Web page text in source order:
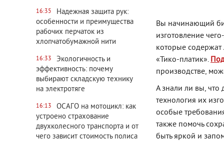
16:35
Надежная защита рук:
особенности и преимущества
рабочих перчаток из
хлопчатобумажной нити
16:33
Экологичность и
эффективность: почему
выбирают складскую технику
на электротяге
16:13
ОСАГО на мотоцикл: как
устроено страхование
двухколесного транспорта и от
чего зависит стоимость полиса
Вы начинающий
изготовление
которые
«Тико-платик».
производстве,
А знали ли вы, что
технология их
особые
также помочь
быть яркой и